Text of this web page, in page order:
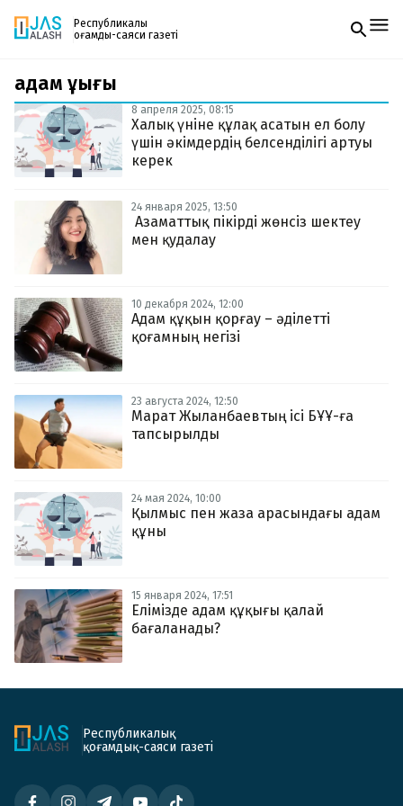
Республикалық
қоғамдық-саяси газеті
Жаңалықтар
Спорт
Live
Руханият
Аймақ
Архив
Заң және тәртіп
Редакциямен байланыс
+7 708 604 51 06
Жарнама бөлімі
Пошта
zhasalash100@gmail.com
Газетке жазылу
PDF форматтағы газетті ай сайын электронды
поштаңызға алып отырыңыз. Жаңа нөмір
шыққан сәтте сізге бірден жіберіледі. Тек email
адам құқығы
8 апреля 2025, 08:15
Халық үніне құлақ асатын ел болу
үшін әкімдердің белсенділігі артуы
керек
24 января 2025, 13:50
Азаматтық пікірді жөнсіз шектеу
мен қудалау
10 декабря 2024, 12:00
Адам құқын қорғау – әділетті
қоғамның негізі
23 августа 2024, 12:50
Марат Жыланбаевтың ісі БҰҰ-ға
тапсырылды
24 мая 2024, 10:00
Қылмыс пен жаза арасындағы адам
құны
15 января 2024, 17:51
Елімізде адам құқығы қалай
бағаланады?
Республикалық
қоғамдық-саяси газеті